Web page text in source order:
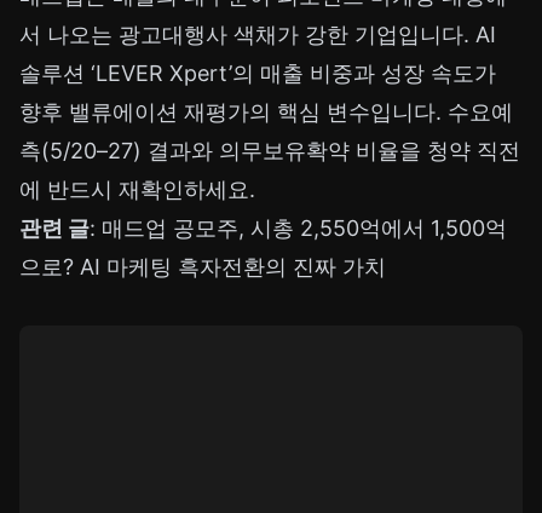
서 나오는 광고대행사 색채가 강한 기업입니다. AI
솔루션 ‘LEVER Xpert’의 매출 비중과 성장 속도가
향후 밸류에이션 재평가의 핵심 변수입니다. 수요예
측(5/20–27) 결과와 의무보유확약 비율을 청약 직전
에 반드시 재확인하세요.
관련 글: 매드업 공모주, 시총 2,550억에서 1,500억
으로? AI 마케팅 흑자전환의 진짜 가치